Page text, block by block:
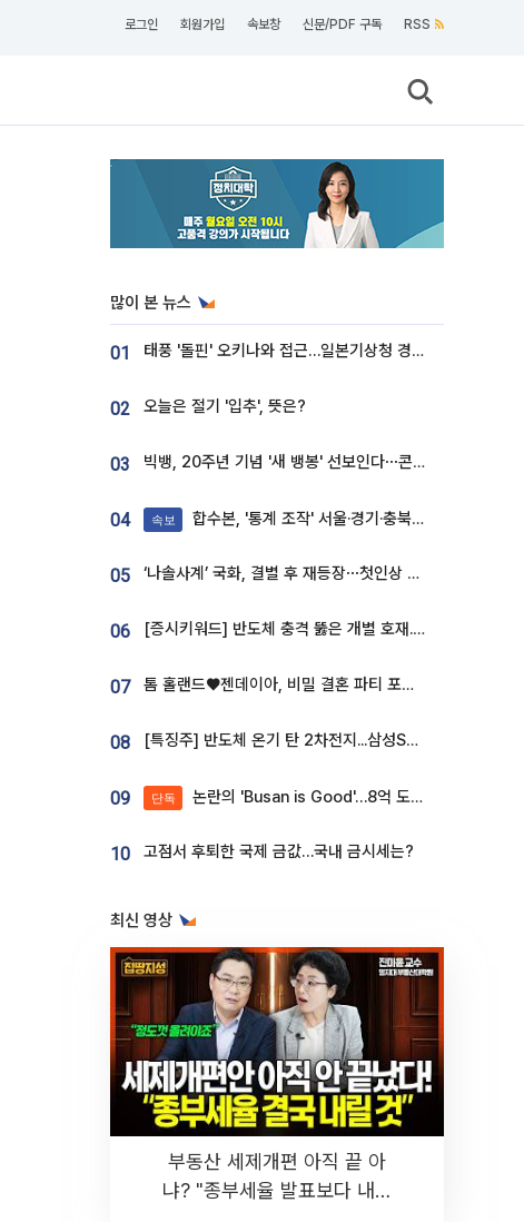
로그인 회원가입 속보창 신문/PDF 구독 RSS
많이 본 뉴스
01 태풍 '돌핀' 오키나와 접근…일본기상청 경로 업데이트
02 오늘은 절기 '입추', 뜻은?
03 빅뱅, 20주년 기념 '새 뱅봉' 선보인다⋯콘서트 앞두고 팝업 개최
04 속보 합수본, '통계 조작' 서울·경기·충북 선관위 등 추가 압수수색
05 ‘나솔사계’ 국화, 결별 후 재등장⋯첫인상 투표 휩쓸고 ‘인기녀’ 등극
06 [증시키워드] 반도체 충격 뚫은 개별 호재...포스코퓨처엠·에코프로·한화솔루션 '눈길'
07 톰 홀랜드♥젠데이아, 비밀 결혼 파티 포착⋯호텔 대관비만 9억
08 [특징주] 반도체 온기 탄 2차전지...삼성SDI, 장 초반 7% 넘게 껑충
09 단독 논란의 'Busan is Good'…8억 도시브랜드, 용산 대통령실 CI 업체가 수행
10 고점서 후퇴한 국제 금값…국내 금시세는?
최신 영상
부동산 세제개편 아직 끝 아
냐? "종부세율 발표보다 내릴